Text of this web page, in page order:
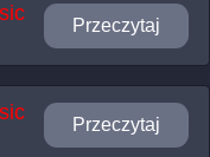
Przeczytaj
Przeczytaj